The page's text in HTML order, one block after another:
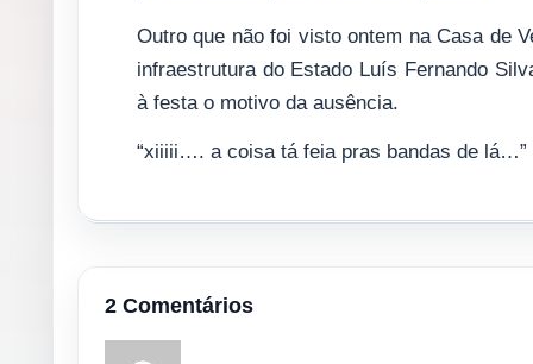
Outro que não foi visto ontem na Casa de
infraestrutura do Estado Luís Fernando
à festa o motivo da ausência.
“xiiiii…. a coisa tá feia pras bandas de lá…”
2 Comentários